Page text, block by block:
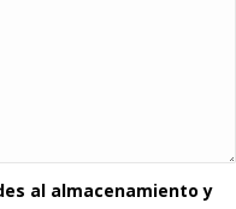
al almacenamiento y